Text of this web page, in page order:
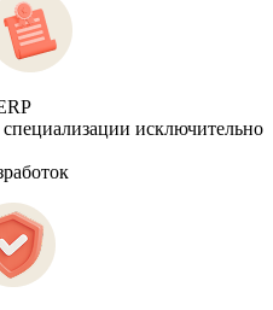
исключительно